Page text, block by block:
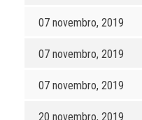
07 novembro, 2019
07 novembro, 2019
07 novembro, 2019
20 novembro, 2019